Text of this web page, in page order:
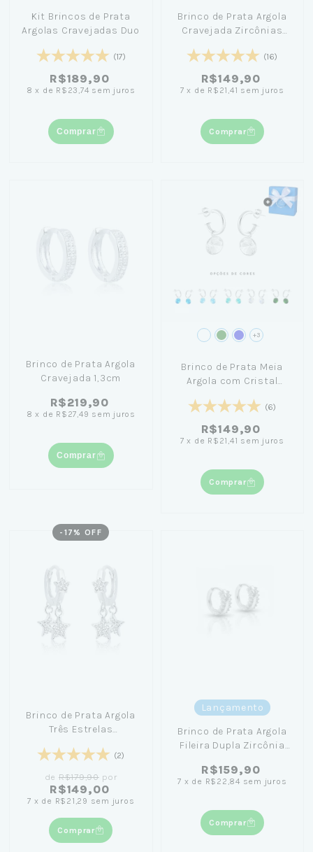
Kit Brincos de Prata
Argolas Cravejadas Duo
(17)
R$189,90
8 x de R$23,74 sem juros
Comprar
Brinco de Prata Argola
Cravejada Zircônias
(16)
R$149,90
7 x de R$21,41 sem juros
Comprar
Brinco de Prata Argola
Cravejada 1,3cm
R$219,90
8 x de R$27,49 sem juros
Comprar
+3
Brinco de Prata Meia
Argola com Cristal
(6)
R$149,90
7 x de R$21,41 sem juros
Comprar
- 17 % OFF
Brinco de Prata Argola
Três Estrelas
(2)
de R$179,90por
R$149,00
7 x de R$21,29 sem juros
Comprar
Lançamento
Brinco de Prata Argola
Fileira Dupla Zircônia
R$159,90
7 x de R$22,84 sem juros
Comprar